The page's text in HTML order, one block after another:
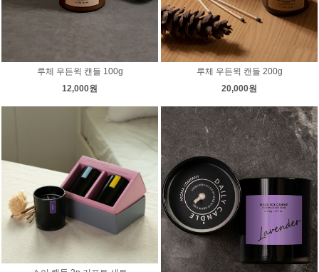
루체 우든윅 캔들 100g
12,000원
루체 우든윅 캔들 200g
20,000원